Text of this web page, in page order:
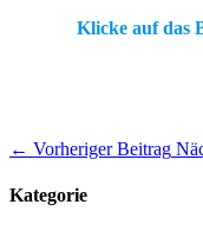
Klicke auf das
← Vorheriger Beitrag
Kategorie